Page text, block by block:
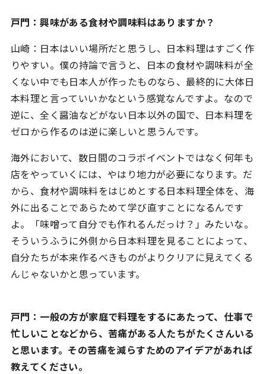
戸門：興味がある食材や調味料はありますか？
山崎：日本はいい場所だと思うし、日本料理はすごく作
りやすい。僕の持論で言うと、日本の食材や調味料が全
くない中でも日本人が作ったものなら、最終的に大体日
本料理と言っていいかなという感覚なんですよ。なので
逆に、全く醤油などがない日本以外の国で、日本料理を
ゼロから作るのは逆に楽しいと思うんです。
海外において、数日間のコラボイベントではなく何年も
店をやっていくには、やはり地力が必要になります。だ
から、食材や調味料をはじめとする日本料理全体を、海
外に出ることであらためて学び直すことになるんです
よ。「味噌って自分でも作れるんだっけ？」みたいな。
そういうふうに外側から日本料理を見ることによって、
自分たちが本来作るべきものがよりクリアに見えてくる
んじゃないかと思っています。
戸門：一般の方が家庭で料理をするにあたって、仕事で
忙しいことなどから、苦痛がある人たちがたくさんいる
と思います。その苦痛を減らすためのアイデアがあれば
教えてください。